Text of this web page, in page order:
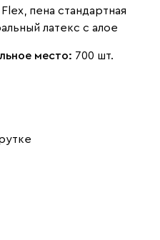
пена стандартная
латекс с алое
место: 700 шт.